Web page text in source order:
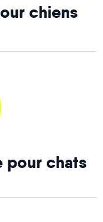
chiens
pour chats